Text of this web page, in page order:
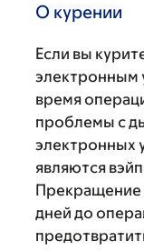
О курении
Если вы
электронным
время
проблемы с
электронных
являются
Прекращение
дней до